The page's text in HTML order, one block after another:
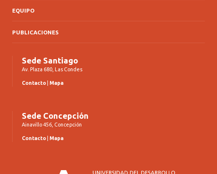
EQUIPO
PUBLICACIONES
Sede Santiago
Av. Plaza 680, Las Condes
Contacto Mapa
Sede Concepción
Ainavillo 456, Concepción
Contacto Mapa